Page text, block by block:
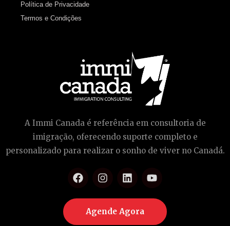
Política de Privacidade
Termos e Condições
A Immi Canada é referência em consultoria de
imigração, oferecendo suporte completo e
personalizado para realizar o sonho de viver no Canadá.
Agende Agora